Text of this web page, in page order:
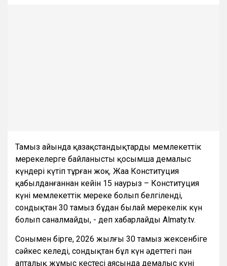
Тамыз айында қазақстандықтарды мемлекеттік
мерекелерге байланысты қосымша демалыс
күндері күтіп тұрған жоқ. Жаңа Конституция
қабылданғаннан кейін 15 наурыз – Конституция
күні мемлекеттік мереке болып белгіленді,
сондықтан 30 тамыз бұдан былай мерекелік күн
болып саналмайды, - деп хабарлайды Almaty.tv.
Сонымен бірге, 2026 жылғы 30 тамыз жексенбіге
сәйкес келеді, сондықтан бұл күн әдеттегі пән
апталық жұмыс кестесі аясында демалыс күні